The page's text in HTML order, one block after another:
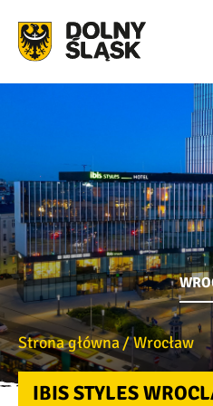
Strona główna Wrocław
IBIS STYLES